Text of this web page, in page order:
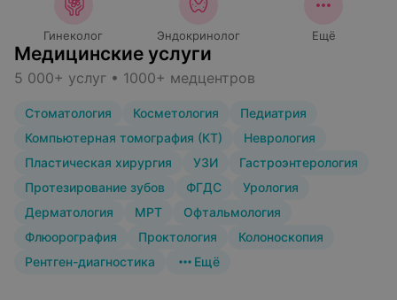
Гинеколог Эндокринолог Ещё
Медицинские услуги
5 000+ услуг • 1000+ медцентров
Стоматология Косметология
Педиатрия
Компьютерная томография (КТ)
Неврология
Пластическая хирургия
УЗИ
Гастроэнтерология
Протезирование зубов
ФГДС
Урология
Дерматология
МРТ
Офтальмология
Флюорография
Проктология
Колоноскопия
Рентген-диагностика
Ещё